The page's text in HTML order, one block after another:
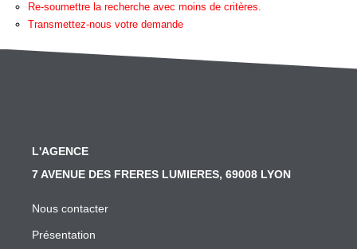
Nous Contacter
SYNDIC
Vous Souhaitez Changer De Syndic, Comment Faire?
Notre Conseil Pour Changer De Syndic
Comment Se Passe L'assemblée Générale Si Le
Notre Extranet Pour Le Conseil Syndical Et Les
Re-soumettre la recherche avec moins de critères.
Transmettez-nous votre demande
L'AGENCE
7 AVENUE DES FRERES LUMIERES, 69008 LYON
Nous contacter
Présentation